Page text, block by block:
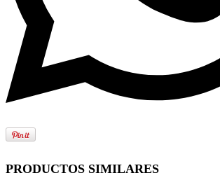
PRODUCTOS SIMILARES